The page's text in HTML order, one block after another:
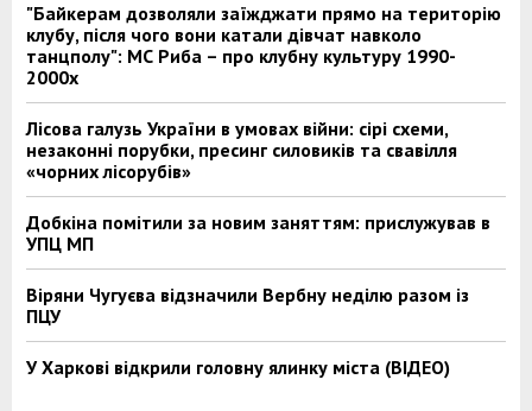
"Байкерам дозволяли заїжджати прямо на територію
клубу, після чого вони катали дівчат навколо
танцполу": МС Риба – про клубну культуру 1990-
2000х
Лісова галузь України в умовах війни: сірі схеми,
незаконні порубки, пресинг силовиків та свавілля
«чорних лісорубів»
Добкіна помітили за новим заняттям: прислужував в
УПЦ МП
Віряни Чугуєва відзначили Вербну неділю разом із
ПЦУ
У Харкові відкрили головну ялинку міста (ВІДЕО)